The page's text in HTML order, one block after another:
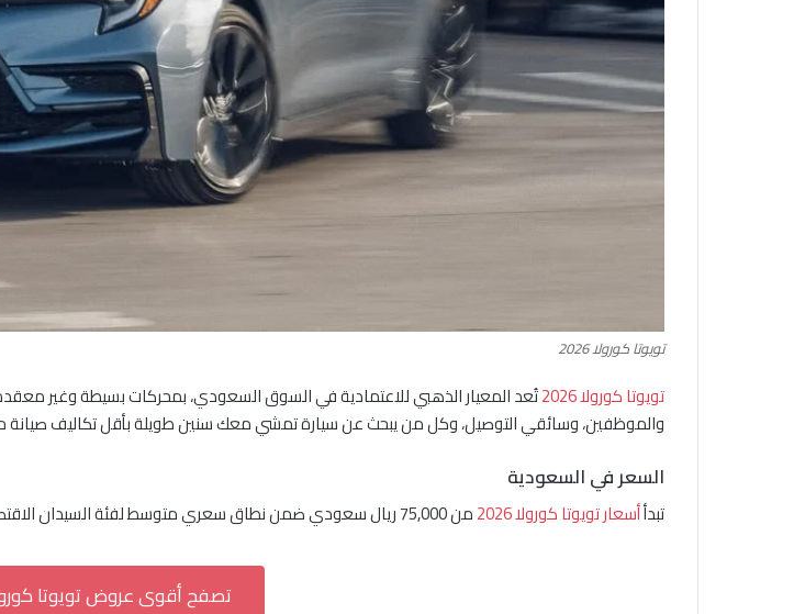
تويوتا كورولا 2026
تويوتا كورولا 2026
تُعد المعيار الذهبي للاعتمادية في السوق السعودي، بمحركات بسيطة وغير
والموظفين، وسائقي التوصيل، وكل من يبحث عن سيارة تمشي معك سنين طويلة بأقل تكاليف صيانة
السعر في السعودية
تبدأأسعار تويوتا كورولا 2026 من 75,000 ريال سعودي ضمن نطاق سعري متوسط لفئة السيدان الاقتصادية، مع فروقات بسيطة بين فئاتها المختلفة حسب المواصفات.
تصفح أقوى عروض تويوتا